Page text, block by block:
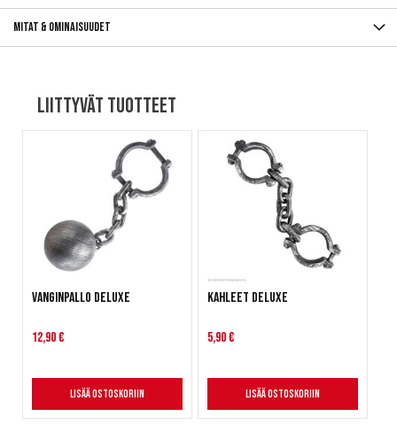
Mitat & ominaisuudet
Liittyvät tuotteet
Vanginpallo deluxe
12,90 €
Lisää ostoskoriin
Kahleet deluxe
5,90 €
Lisää ostoskoriin